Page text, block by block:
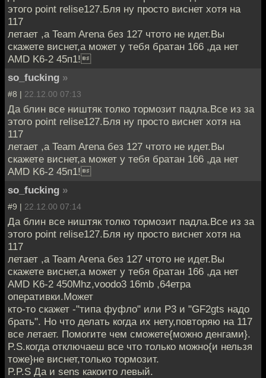
этого point relise127.Бля ну просто виснет хотя на
117
летает ,а Team Arena без 127 чтото не идет.Вы
скажете виснет,а может у тебя братан 166 ,да нет
AMD K6-2 45п1!
so_fucking »
#8 | 22.12.00 07:13
Да блин все ништяк толко тормозит падла.Все из за
этого point relise127.Бля ну просто виснет хотя на
117
летает ,а Team Arena без 127 чтото не идет.Вы
скажете виснет,а может у тебя братан 166 ,да нет
AMD K6-2 45п1!
so_fucking »
#9 | 22.12.00 07:14
Да блин все ништяк толко тормозит падла.Все из за
этого point relise127.Бля ну просто виснет хотя на
117
летает ,а Team Arena без 127 чтото не идет.Вы
скажете виснет,а может у тебя братан 166 ,да нет
AMD K6-2 450Mhz,voodo3 16mb ,64етра
оперативки.Может
кто-то скажет -"типа фуфло" или P3 и "GF2gts надо
брать". Но что делать когда их нету,повторяю на 117
все летает. Помогите чем сможете{можно денгами}.
P.S.когда отключаеш все что только можно{и нельзя
тоже}не виснет,только тормозит.
P.P.S Да и sens какоито левый.